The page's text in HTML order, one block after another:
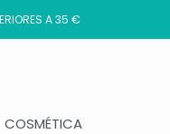
A 35 €
COSMÉTICA